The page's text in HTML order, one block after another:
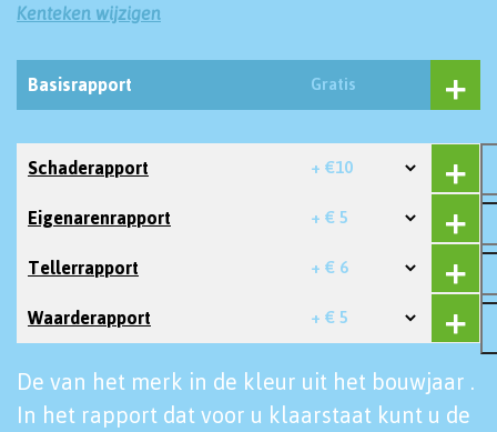
Kenteken wijzigen
Basisrapport Gratis
Schaderapport + €10
Eigenarenrapport + € 5
Tellerrapport + € 6
Waarderapport + € 5
De van het merk in de kleur uit het bouwjaar .
In het rapport dat voor u klaarstaat kunt u de